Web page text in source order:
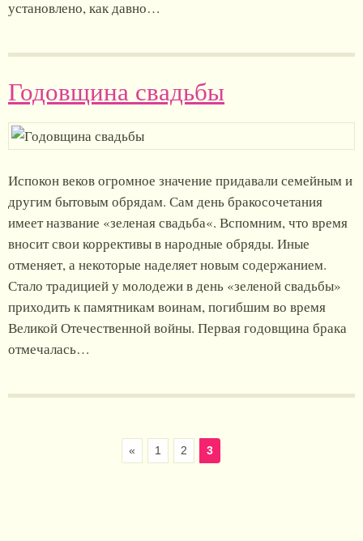
установлено, как давно…
Годовщина свадьбы
Испокон веков огромное значение придавали семейным и
другим бытовым обрядам. Сам день бракосочетания
имеет название «зеленая свадьба«. Вспомним, что время
вносит свои коррективы в народные обряды. Иные
отменяет, а некоторые наделяет новым содержанием.
Стало традицией у молодежи в день «зеленой свадьбы»
приходить к памятникам воинам, погибшим во время
Великой Отечественной войны. Первая годовщина брака
отмечалась…
« 1 2 3